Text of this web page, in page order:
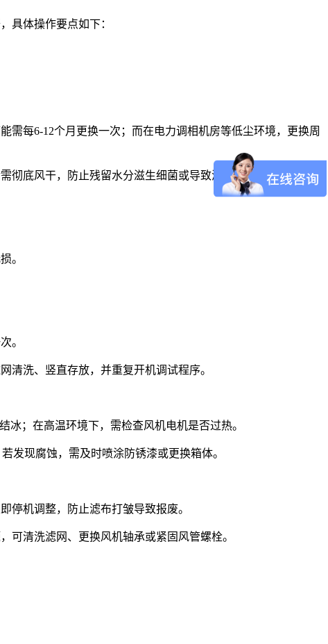
具体操作要点如下：
需每6-12个月更换一次；而在电力调相机房等低尘环境，更换周
底风干，防止残留水分滋生细菌或导致滤网变形。
。
。
清洗、竖直存放，并重复开机调试程序。
；在高温环境下，需检查风机电机是否过热。
发现腐蚀，需及时喷涂防锈漆或更换箱体。
停机调整，防止滤布打皱导致报废。
可清洗滤网、更换风机轴承或紧固风管螺栓。